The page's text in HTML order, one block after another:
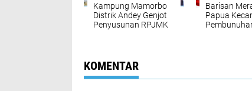
Kampung Mamorbo
Distrik Andey Genjot
Penyusunan RPJMK
Berbasis Aspirasi
Warga
Barisan
Papua
KOMENTAR